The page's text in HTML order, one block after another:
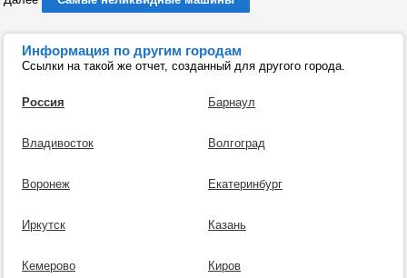
Информация по другим городам
Ссылки на такой же отчет, созданный для другого города.
Россия Барнаул
Владивосток Волгоград
Воронеж Екатеринбург
Иркутск Казань
Кемерово Киров